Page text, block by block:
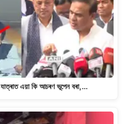
যাত্ৰাত এয়া কি আচৰণ ভূপেন বৰা,…